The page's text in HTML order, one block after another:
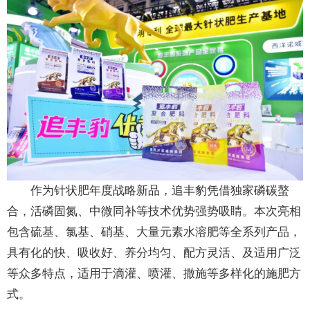
作为针状肥年度战略新品，追丰豹凭借独家磷碳螯
合，活磷固氮、中微同补等技术优势强势吸睛。本次亮相
包含硫基、氯基、硝基、大量元素水溶肥等全系列产品，
具有化的快、吸收好、养分均匀、配方灵活、及适用广泛
等众多特点，适用于滴灌、喷灌、撒施等多样化的施肥方
式。